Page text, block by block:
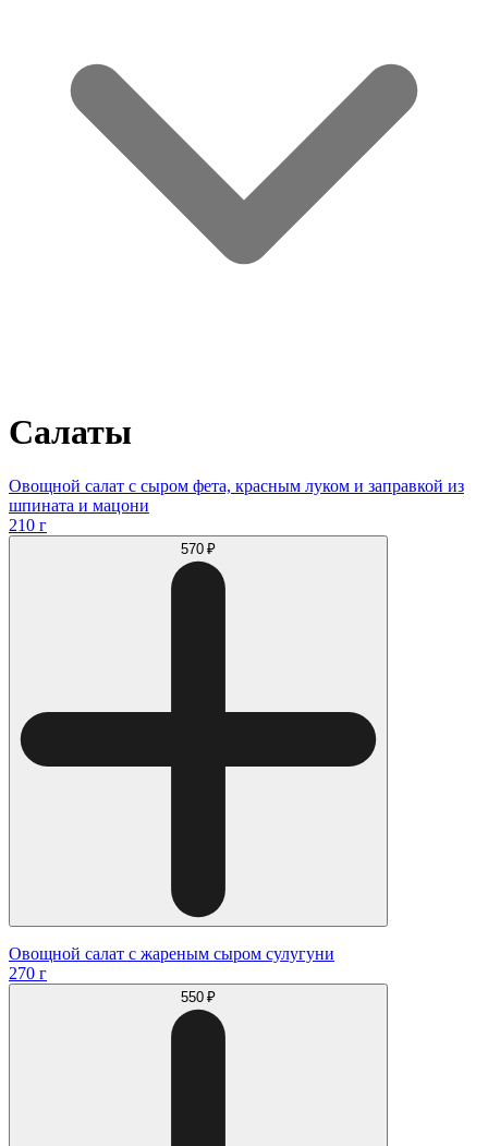
Салаты
Овощной салат с сыром фета, красным луком и заправкой из
шпината и мацони
210 г
570 ₽
Овощной салат с жареным сыром сулугуни
270 г
550 ₽